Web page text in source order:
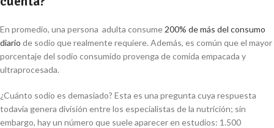
En promedio, una persona adulta consume 200% de más del consumo
diario de sodio que realmente requiere. Además, es común que el mayor
porcentaje del sodio consumido provenga de comida empacada y
ultraprocesada.
¿Cuánto sodio es demasiado? Esta es una pregunta cuya respuesta
todavía genera división entre los especialistas de la nutrición; sin
embargo, hay un número que suele aparecer en estudios: 1.500